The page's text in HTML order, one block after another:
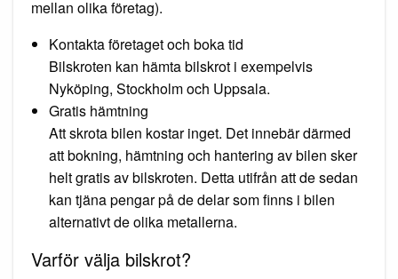
mellan olika företag).
Kontakta företaget och boka tid
Bilskroten kan hämta bilskrot i exempelvis
Nyköping, Stockholm och Uppsala.
Gratis hämtning
Att skrota bilen kostar inget. Det innebär därmed
att bokning, hämtning och hantering av bilen sker
helt gratis av bilskroten. Detta utifrån att de sedan
kan tjäna pengar på de delar som finns i bilen
alternativt de olika metallerna.
Varför välja bilskrot?